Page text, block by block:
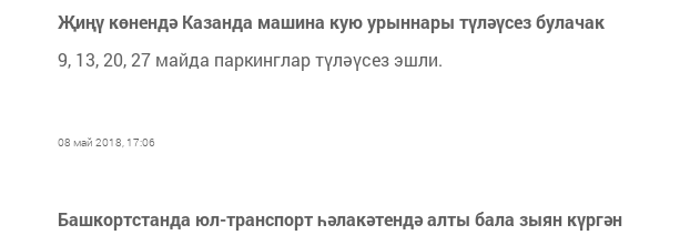
Җиңү көнендә Казанда машина кую урыннары түләүсез булачак
9, 13, 20, 27 майда паркинглар түләүсез эшли.
08 май 2018, 17:06
Башкортстанда юл-транспорт һәлакәтендә алты бала зыян күргән